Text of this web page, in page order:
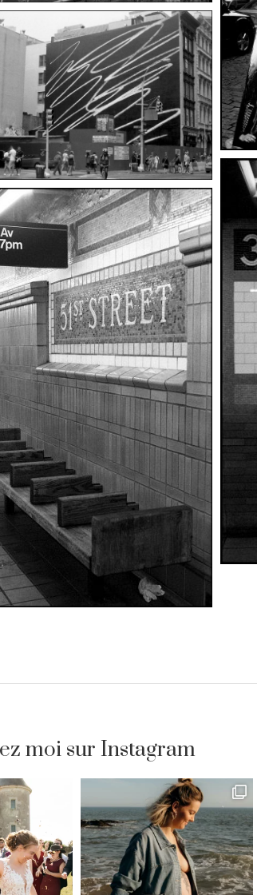
moi sur Instagram